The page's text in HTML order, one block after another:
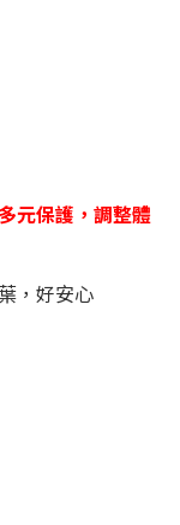
多元保護，調整體
，好安心